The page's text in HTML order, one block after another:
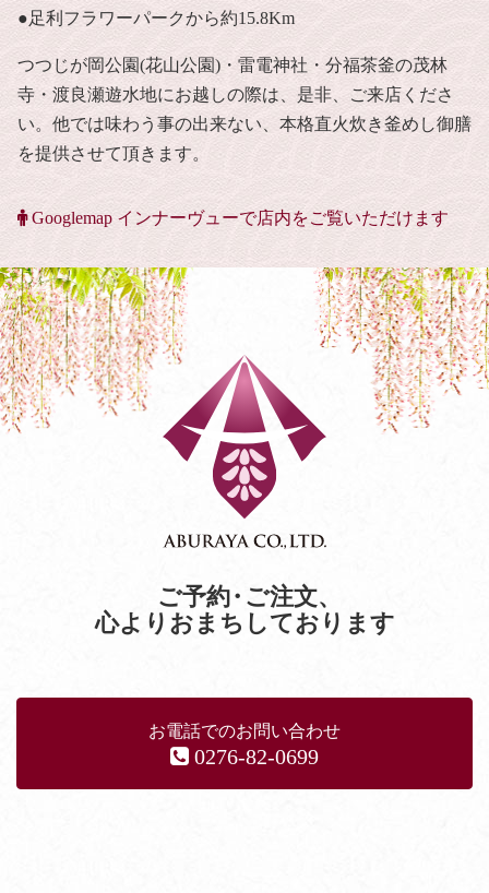
●足利フラワーパークから約15.8Km
つつじが岡公園(花山公園)・雷電神社・分福茶釜の茂林
寺・渡良瀬遊水地にお越しの際は、是非、ご来店くださ
い。他では味わう事の出来ない、本格直火炊き釜めし御膳
を提供させて頂きます。
Googlemap インナーヴューで店内をご覧いただけます
ご予約・ご注文、
心よりおまちしております
お電話でのお問い合わせ
0276-82-0699